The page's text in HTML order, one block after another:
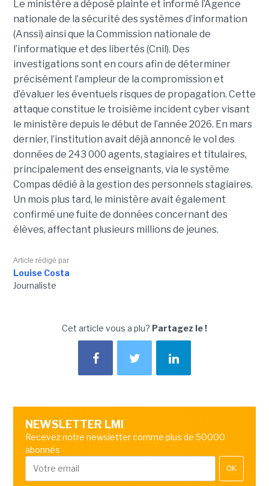
Le ministère a déposé plainte et informé l’Agence
nationale de la sécurité des systèmes d’information
(Anssi) ainsi que la Commission nationale de
l’informatique et des libertés (Cnil). Des
investigations sont en cours afin de déterminer
précisément l’ampleur de la compromission et
d’évaluer les éventuels risques de propagation. Cette
attaque constitue le troisième incident cyber visant
le ministère depuis le début de l’année 2026. En mars
dernier, l’institution avait déjà annoncé le vol des
données de 243 000 agents, stagiaires et titulaires,
principalement des enseignants, via le système
Compas dédié à la gestion des personnels stagiaires.
Un mois plus tard, le ministère avait également
confirmé une fuite de données concernant des
élèves, affectant plusieurs millions de jeunes.
Article rédigé par
Louise Costa
Journaliste
Cet article vous a plu? Partagez le !
NEWSLETTER LMI
Recevez notre newsletter comme plus de 50000
abonnés
OK